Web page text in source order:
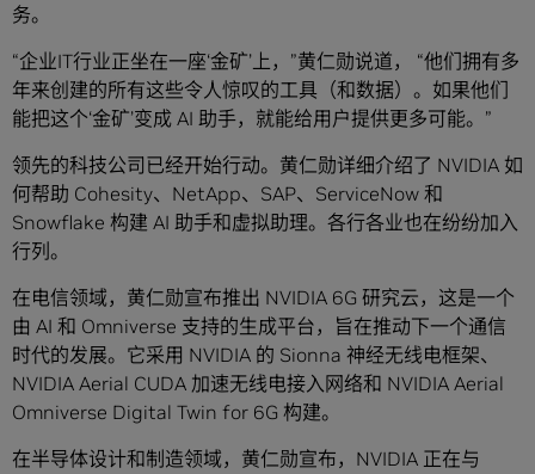
务。
“企业IT行业正坐在一座‘金矿’上，”黄仁勋说道， “他们拥有多
年来创建的所有这些令人惊叹的工具（和数据）。如果他们
能把这个‘金矿’变成 AI 助手，就能给用户提供更多可能。”
领先的科技公司已经开始行动。黄仁勋详细介绍了 NVIDIA 如
何帮助 Cohesity、NetApp、SAP、ServiceNow 和
Snowflake 构建 AI 助手和虚拟助理。各行各业也在纷纷加入
行列。
在电信领域，黄仁勋宣布推出 NVIDIA 6G 研究云，这是一个
由 AI 和 Omniverse 支持的生成平台，旨在推动下一个通信
时代的发展。它采用 NVIDIA 的 Sionna 神经无线电框架、
NVIDIA Aerial CUDA 加速无线电接入网络和 NVIDIA Aerial
Omniverse Digital Twin for 6G 构建。
在半导体设计和制造领域，黄仁勋宣布，NVIDIA 正在与